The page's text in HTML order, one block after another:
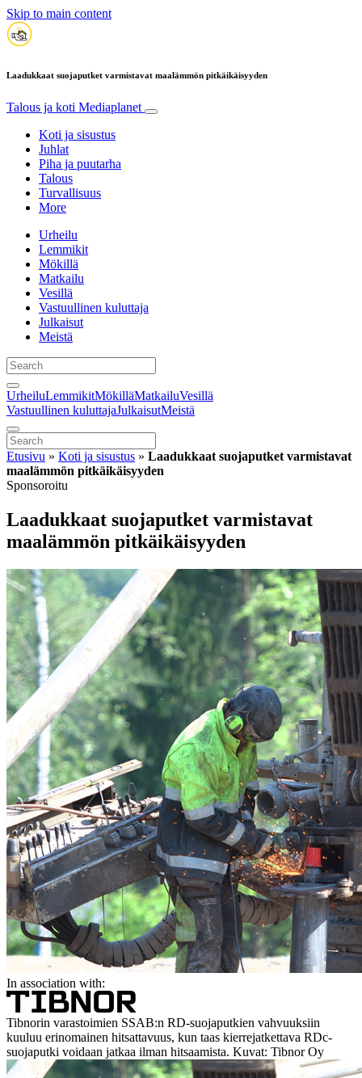
Skip to main content
Laadukkaat suojaputket varmistavat maalämmön pitkäikäisyyden
Talous ja koti Mediaplanet
Koti ja sisustus
Juhlat
Piha ja puutarha
Talous
Turvallisuus
More
Urheilu
Lemmikit
Mökillä
Matkailu
Vesillä
Vastuullinen kuluttaja
Julkaisut
Meistä
UrheiluLemmikitMökilläMatkailuVesillä
Vastuullinen kuluttajaJulkaisutMeistä
Etusivu » Koti ja sisustus » Laadukkaat suojaputket varmistavat
maalämmön pitkäikäisyyden
Sponsoroitu
Laadukkaat suojaputket varmistavat
maalämmön pitkäikäisyyden
In association with:
Tibnorin varastoimien SSAB:n RD-suojaputkien vahvuuksiin
kuuluu erinomainen hitsattavuus, kun taas kierrejatkettava RDc-
suojaputki voidaan jatkaa ilman hitsaamista. Kuvat: Tibnor Oy